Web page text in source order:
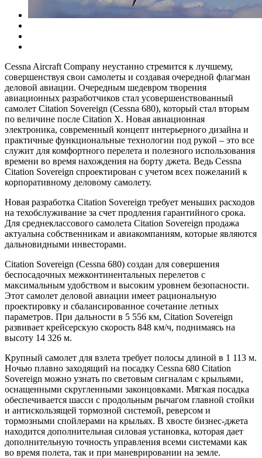
Cessna Aircraft Company неустанно стремится к лучшему,
совершенствуя свои самолеты и создавая очередной флагман
деловой авиации. Очередным шедевром творения
авиационных разработчиков стал усовершенствованный
самолет Citation Sovereign (Cessna 680), который стал вторым
по величине после Citation Х. Новая авиационная
электроника, современный концепт интерьерного дизайна и
практичные функциональные технологии под рукой – это все
служит для комфортного перелета и полезного использования
времени во время нахождения на борту джета. Ведь Cessna
Citation Sovereign спроектирован с учетом всех пожеланий к
корпоративному деловому самолету.
Новая разработка Citation Sovereign требует меньших расходов
на техобслуживание за счет продления гарантийного срока.
Для среднеклассового самолета Citation Sovereign продажа
актуальна собственникам и авиакомпаниям, которые являются
дальновидными инвесторами.
Citation Sovereign (Cessna 680) создан для совершения
беспосадочных межконтинентальных перелетов с
максимальным удобством и высоким уровнем безопасности.
Этот самолет деловой авиации имеет рациональную
проектировку и сбалансированное сочетание летных
параметров. При дальности в 5 556 км, Citation Sovereign
развивает крейсерскую скорость 848 км/ч, поднимаясь на
высоту 14 326 м.
Крупный самолет для взлета требует полосы длиной в 1 113 м.
Ночью плавно заходящий на посадку Cessna 680 Citation
Sovereign можно узнать по световым сигналам с крыльями,
оснащенными скругленными законцовками. Мягкая посадка
обеспечивается шасси с продольным рычагом главной стойки
и антискользящей тормозной системой, реверсом и
тормозными спойлерами на крыльях. В хвосте бизнес-джета
находится дополнительная силовая установка, которая дает
дополнительную точность управления всеми системами как
во время полета, так и при маневрировании на земле.